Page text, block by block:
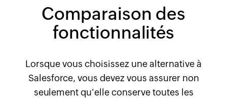
Comparaison des
fonctionnalités
Lorsque vous choisissez une alternative à
Salesforce, vous devez vous assurer non
seulement qu'elle conserve toutes les